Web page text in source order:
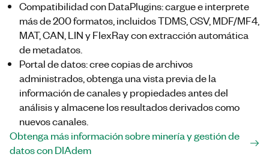
Compatibilidad con DataPlugins: cargue e interprete
más de 200 formatos, incluidos TDMS, CSV, MDF/MF4,
MAT, CAN, LIN y FlexRay con extracción automática
de metadatos.
Portal de datos: cree copias de archivos
administrados, obtenga una vista previa de la
información de canales y propiedades antes del
análisis y almacene los resultados derivados como
nuevos canales.
Obtenga más información sobre minería y gestión de
datos con DIAdem